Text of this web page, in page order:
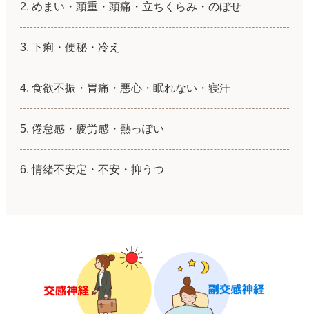
めまい・頭重・頭痛・立ちくらみ・のぼせ
下痢・便秘・冷え
食欲不振・胃痛・悪心・眠れない・寝汗
倦怠感・疲労感・熱っぽい
情緒不安定・不安・抑うつ